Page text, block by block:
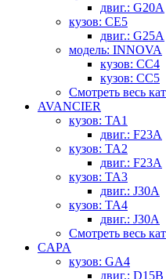
двиг.: G20A
кузов: CE5
двиг.: G25A
модель: INNOVA
кузов: CC4
кузов: CC5
Смотреть весь
AVANCIER
кузов: TA1
двиг.: F23A
кузов: TA2
двиг.: F23A
кузов: TA3
двиг.: J30A
кузов: TA4
двиг.: J30A
Смотреть весь
CAPA
кузов: GA4
двиг.: D15B